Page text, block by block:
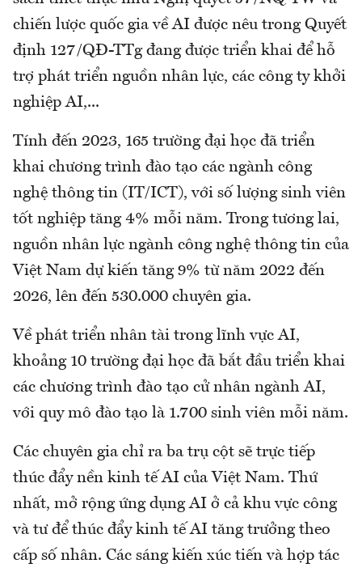
chiến lược quốc gia về AI được nêu trong Quyết
định 127/QĐ-TTg đang được triển khai để hỗ
trợ phát triển nguồn nhân lực, các công ty khởi
nghiệp AI,...
Tính đến 2023, 165 trường đại học đã triển
khai chương trình đào tạo các ngành công
nghệ thông tin (IT/ICT), với số lượng sinh viên
tốt nghiệp tăng 4% mỗi năm. Trong tương lai,
nguồn nhân lực ngành công nghệ thông tin của
Việt Nam dự kiến tăng 9% từ năm 2022 đến
2026, lên đến 530.000 chuyên gia.
Về phát triển nhân tài trong lĩnh vực AI,
khoảng 10 trường đại học đã bắt đầu triển khai
các chương trình đào tạo cử nhân ngành AI,
với quy mô đào tạo là 1.700 sinh viên mỗi năm.
Các chuyên gia chỉ ra ba trụ cột sẽ trực tiếp
thúc đẩy nền kinh tế AI của Việt Nam. Thứ
nhất, mở rộng ứng dụng AI ở cả khu vực công
và tư để thúc đẩy kinh tế AI tăng trưởng theo
cấp số nhân. Các sáng kiến ​xúc tiến và hợp tác